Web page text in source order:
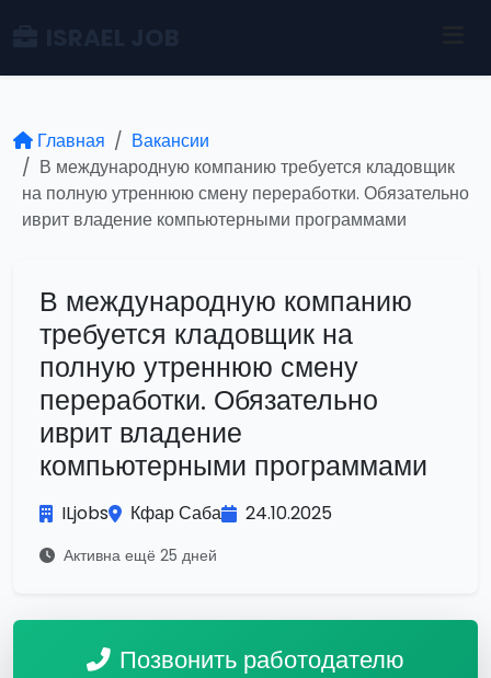
Главная
Вакансии
В международную компанию требуется кладовщик
на полную утреннюю смену переработки. Обязательно
иврит владение компьютерными программами
В международную компанию
требуется кладовщик на
полную утреннюю смену
переработки. Обязательно
иврит владение
компьютерными программами
ILjobs Кфар Саба 24.10.2025
Активна ещё 25 дней
Позвонить работодателю